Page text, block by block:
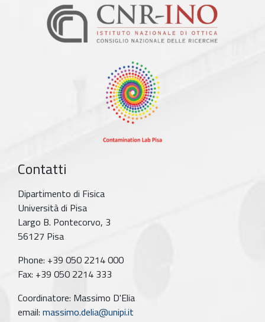
Contatti
Dipartimento di Fisica
Università di Pisa
Largo B. Pontecorvo, 3
56127 Pisa
Phone: +39 050 2214 000
Fax: +39 050 2214 333
Coordinatore: Massimo D'Elia
email: massimo.delia@unipi.it